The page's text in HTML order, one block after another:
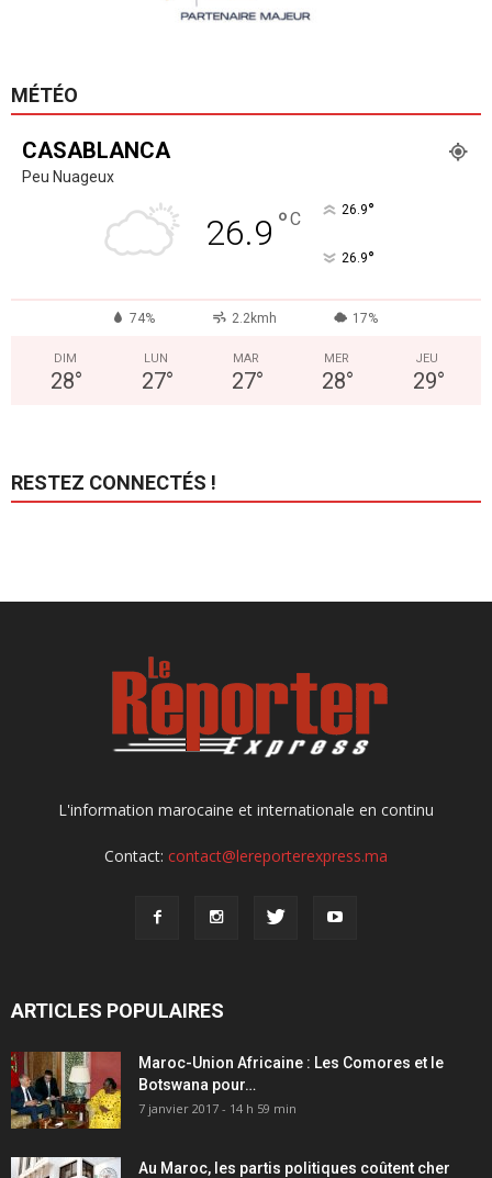
MÉTÉO
CASABLANCA
Peu Nuageux
26.9 °C 26.9°
26.9°
74% 2.2kmh 17%
DIM
28°
LUN
27°
MAR
27°
MER
28°
JEU
29°
RESTEZ CONNECTÉS !
L'information marocaine et internationale en continu
Contact: contact@lereporterexpress.ma
ARTICLES POPULAIRES
Maroc-Union Africaine : Les Comores et le
Botswana pour…
7 janvier 2017 - 14 h 59 min
Au Maroc, les partis politiques coûtent cher